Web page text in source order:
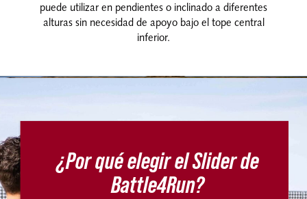
puede utilizar en pendientes o inclinado a diferentes
alturas sin necesidad de apoyo bajo el tope central
inferior.
¿Por qué elegir el Slider de
Battle4Run?